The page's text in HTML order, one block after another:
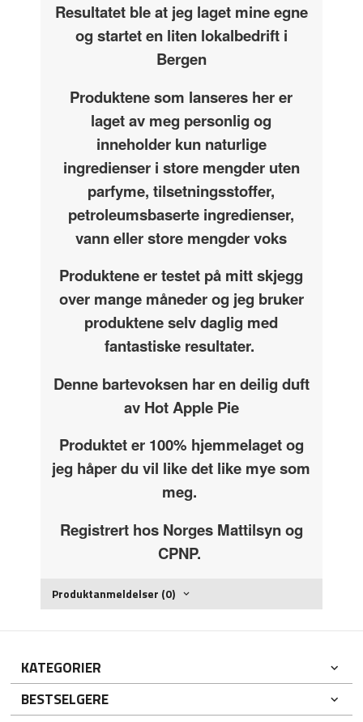
Resultatet ble at jeg laget mine egne
og startet en liten lokalbedrift i
Bergen
Produktene som lanseres her er
laget av meg personlig og
inneholder kun naturlige
ingredienser i store mengder uten
parfyme, tilsetningsstoffer,
petroleumsbaserte ingredienser,
vann eller store mengder voks
Produktene er testet på mitt skjegg
over mange måneder og jeg bruker
produktene selv daglig med
fantastiske resultater.
Denne bartevoksen har en deilig duft
av Hot Apple Pie
Produktet er 100% hjemmelaget og
jeg håper du vil like det like mye som
meg.
Registrert hos Norges Mattilsyn og
CPNP.
Produktanmeldelser (0)
KATEGORIER
BESTSELGERE